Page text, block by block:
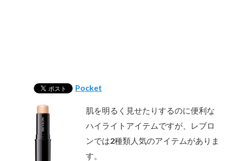
Pocket
肌を明るく見せたりするのに便利な
ハイライトアイテムですが、レブロ
ンでは2種類人気のアイテムがありま
す。